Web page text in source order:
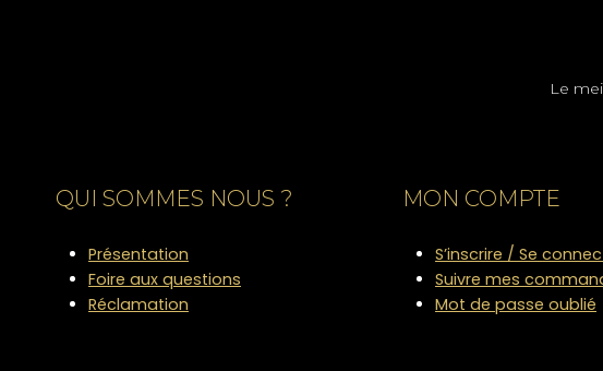
Le
QUI SOMMES NOUS ?
Présentation
Foire aux questions
Réclamation
MON COMPTE
S’inscrire / Se
Suivre mes
Mot de passe oublié